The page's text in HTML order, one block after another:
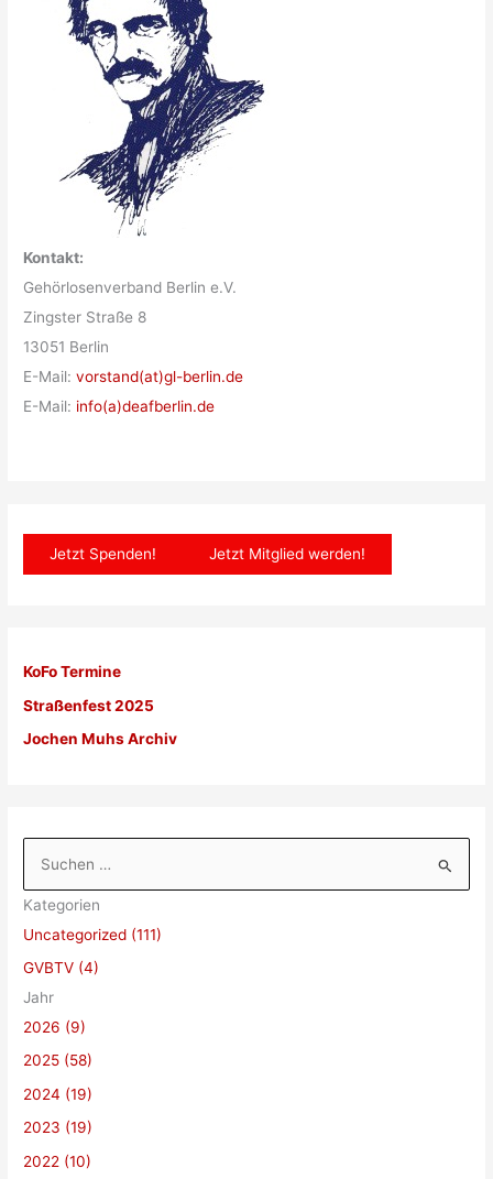
Kontakt:
Gehörlosenverband Berlin e.V.
Zingster Straße 8
13051 Berlin
E-Mail:vorstand(at)gl-berlin.de
E-Mail: info(a)deafberlin.de
Jetzt Spenden! Jetzt Mitglied werden!
KoFo Termine
Straßenfest 2025
Jochen Muhs Archiv
c
h
e
n
n
a
c
h
Kategorien
Uncategorized (111)
GVBTV (4)
Jahr
2026 (9)
2025 (58)
2024 (19)
2023 (19)
2022 (10)